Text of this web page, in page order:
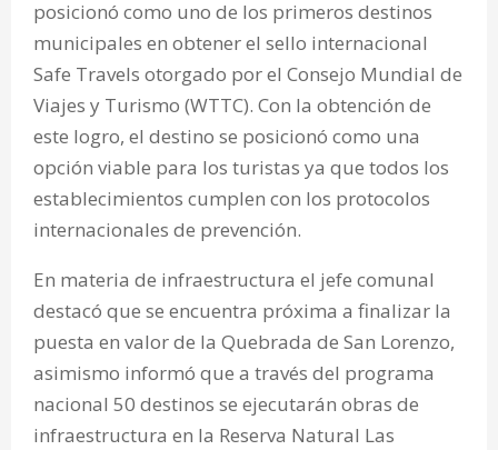
posicionó como uno de los primeros destinos
municipales en obtener el sello internacional
Safe Travels otorgado por el Consejo Mundial de
Viajes y Turismo (WTTC). Con la obtención de
este logro, el destino se posicionó como una
opción viable para los turistas ya que todos los
establecimientos cumplen con los protocolos
internacionales de prevención.
En materia de infraestructura el jefe comunal
destacó que se encuentra próxima a finalizar la
puesta en valor de la Quebrada de San Lorenzo,
asimismo informó que a través del programa
nacional 50 destinos se ejecutarán obras de
infraestructura en la Reserva Natural Las